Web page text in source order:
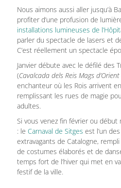
Nous aimons aussi aller jusqu’à
profiter d’une profusion de
installations lumineuses de
parler du spectacle de lasers et
C’est réellement un spectacle
Janvier débute avec le défilé des
(Cavalcada dels Reis Mags
enchanteur où les Rois arrivent
remplissant les rues de magie
adultes.
Si vous venez fin février ou début
: le Carnaval de Sitges est l’un
extravagants de Catalogne,
de costumes élaborés et de
temps fort de l’hiver qui met en
festif de la ville.